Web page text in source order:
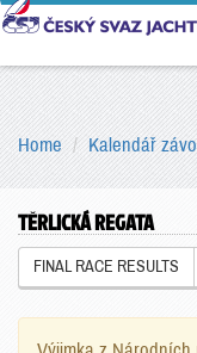
Home Kalendář
TĚRLICKÁ REGATA
FINAL RACE RESULTS